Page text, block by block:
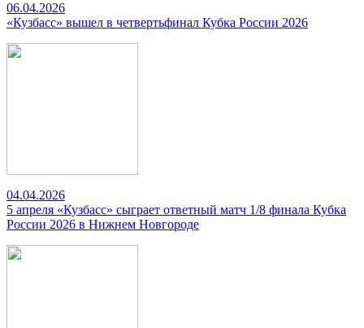
06.04.2026
«Кузбасс» вышел в четвертьфинал Кубка России 2026
04.04.2026
5 апреля «Кузбасс» сыграет ответный матч 1/8 финала Кубка
России 2026 в Нижнем Новгороде